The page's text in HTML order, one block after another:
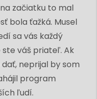
začiatku to mal
bola ťažká. Musel
sa vás každý
ste váš priateľ. Ak
neprijal by som
program
ľudí.